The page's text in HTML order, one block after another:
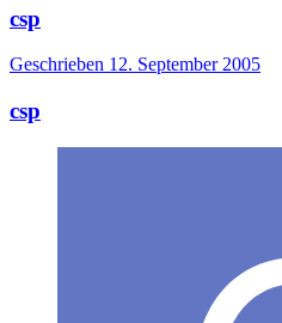
csp
Geschrieben 12. September 2005
csp